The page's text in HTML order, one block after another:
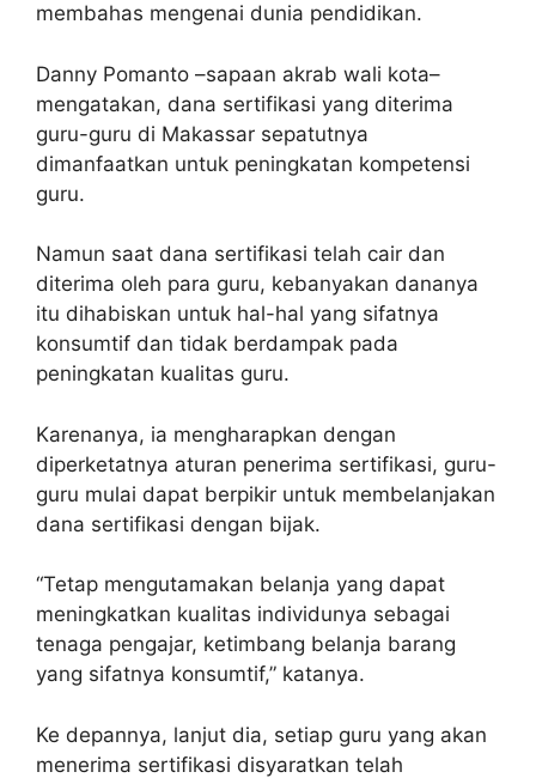
membahas mengenai dunia pendidikan.
Danny Pomanto –sapaan akrab wali kota–
mengatakan, dana sertifikasi yang diterima
guru-guru di Makassar sepatutnya
dimanfaatkan untuk peningkatan kompetensi
guru.
Namun saat dana sertifikasi telah cair dan
diterima oleh para guru, kebanyakan dananya
itu dihabiskan untuk hal-hal yang sifatnya
konsumtif dan tidak berdampak pada
peningkatan kualitas guru.
Karenanya, ia mengharapkan dengan
diperketatnya aturan penerima sertifikasi, guru-
guru mulai dapat berpikir untuk membelanjakan
dana sertifikasi dengan bijak.
“Tetap mengutamakan belanja yang dapat
meningkatkan kualitas individunya sebagai
tenaga pengajar, ketimbang belanja barang
yang sifatnya konsumtif,” katanya.
Ke depannya, lanjut dia, setiap guru yang akan
menerima sertifikasi disyaratkan telah